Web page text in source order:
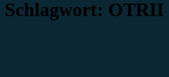
Schlagwort: OTRII